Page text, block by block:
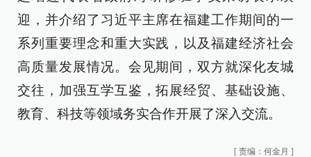
迎，并介绍了习近平主席在福建工作期间的一
系列重要理念和重大实践，以及福建经济社会
高质量发展情况。会见期间，双方就深化友城
交往，加强互学互鉴，拓展经贸、基础设施、
教育、科技等领域务实合作开展了深入交流。
[ 责编：何金月 ]